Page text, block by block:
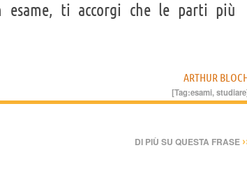
ti accorgi che le parti più
ARTHUR
[Tag:esami,studiare
DI PIÙ SU QUESTA FRASE